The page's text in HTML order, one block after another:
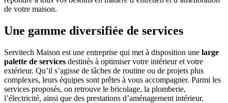
de votre maison.
Une gamme diversifiée de services
Servitech Maison est une entreprise qui met à disposition une large
palette de services destinés à optimiser votre intérieur et votre
extérieur. Qu’il s’agisse de tâches de routine ou de projets plus
complexes, leurs équipes sont prêtes à vous accompagner. Parmi les
services proposés, on retrouve le bricolage, la plomberie,
l’électricité, ainsi que des prestations d’aménagement intérieur.